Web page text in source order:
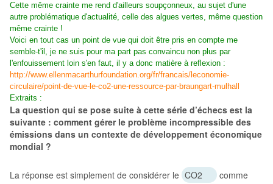
Cette même crainte me rend d'ailleurs soupçonneux, au sujet d'une
autre problématique d'actualité, celle des algues vertes, même question
même crainte !
Voici en tout cas un point de vue qui doit être pris en compte me
semble-t'il, je ne suis pour ma part pas convaincu non plus par
l'enfouissement loin s'en faut, il y a donc matière à reflexion :
http://www.ellenmacarthurfoundation.org/fr/francais/leconomie-
circulaire/point-de-vue-le-co2-une-ressource-par-braungart-mulhall
Extraits :
La question qui se pose suite à cette série d’échecs est la
suivante : comment gérer le problème incompressible des
émissions dans un contexte de développement économique
mondial ?
La réponse est simplement de considérer le CO2
comme